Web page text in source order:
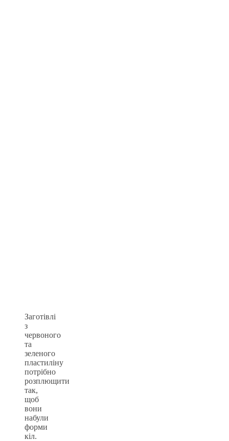
Заготівлі
з
червоного
та
зеленого
пластиліну
потрібно
розплющити
так,
щоб
вони
набули
форми
кіл.